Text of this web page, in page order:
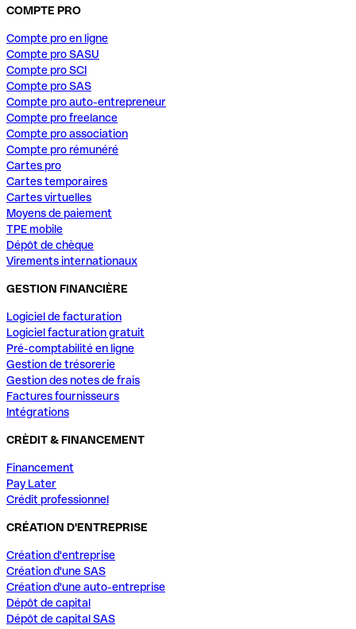
COMPTE PRO
Compte pro en ligne
Compte pro SASU
Compte pro SCI
Compte pro SAS
Compte pro auto-entrepreneur
Compte pro freelance
Compte pro association
Compte pro rémunéré
Cartes pro
Cartes temporaires
Cartes virtuelles
Moyens de paiement
TPE mobile
Dépôt de chèque
Virements internationaux
GESTION FINANCIÈRE
Logiciel de facturation
Logiciel facturation gratuit
Pré-comptabilité en ligne
Gestion de trésorerie
Gestion des notes de frais
Factures fournisseurs
Intégrations
CRÈDIT & FINANCEMENT
Financement
Pay Later
Crédit professionnel
CRÉATION D'ENTREPRISE
Création d'entreprise
Création d'une SAS
Création d'une auto-entreprise
Dépôt de capital
Dépôt de capital SAS